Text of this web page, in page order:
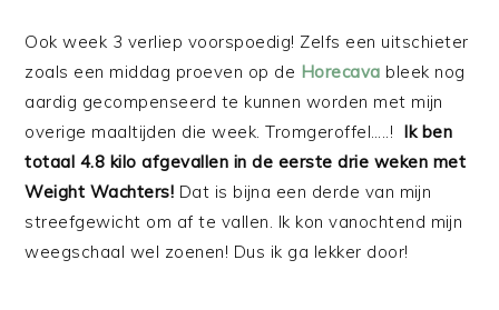
Ook week 3 verliep voorspoedig! Zelfs een uitschieter
zoals een middag proeven op de Horecava bleek nog
aardig gecompenseerd te kunnen worden met mijn
overige maaltijden die week. Tromgeroffel…..! Ik ben
totaal 4.8 kilo afgevallen in de eerste drie weken met
Weight Wachters! Dat is bijna een derde van mijn
streefgewicht om af te vallen. Ik kon vanochtend mijn
weegschaal wel zoenen! Dus ik ga lekker door!